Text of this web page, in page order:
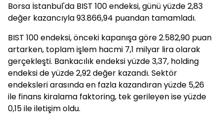
Borsa İstanbul'da BIST 100 endeksi, günü yüzde 2,83
değer kazancıyla 93.866,94 puandan tamamladı.
BIST 100 endeksi, önceki kapanışa göre 2.582,90 puan
artarken, toplam işlem hacmi 7,1 milyar lira olarak
gerçekleşti. Bankacılık endeksi yüzde 3,37, holding
endeksi de yüzde 2,92 değer kazandı. Sektör
endeksleri arasında en fazla kazandıran yüzde 5,26
ile finans kiralama faktoring, tek gerileyen ise yüzde
0,15 ile iletişim oldu.